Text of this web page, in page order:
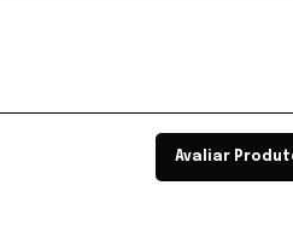
Avaliar